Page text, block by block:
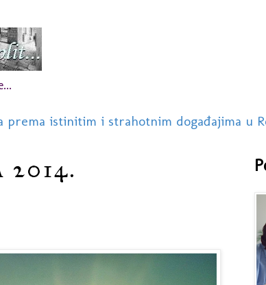
istinitim i strahotnim događajima u